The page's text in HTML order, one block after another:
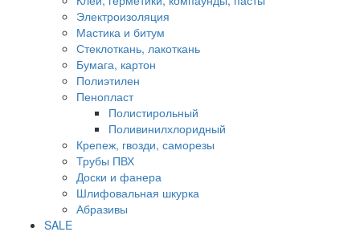
Электроизоляция
Мастика и битум
Стеклоткань, лакоткань
Бумага, картон
Полиэтилен
Пенопласт
Полистирольный
Поливинилхлоридный
Крепеж, гвозди, саморезы
Трубы ПВХ
Доски и фанера
Шлифовальная шкурка
Абразивы
SALE